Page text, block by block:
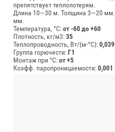
препятствует теплопотерям.
Длина 10—30 м. Толщина 3—20 мм.
мм.
Температура, °C:от -60 до +60
Плотность, кг/м3:35
Теплопроводность, Вт/(м⋅°С):0,039
Группа горючести:Г1
Монтаж при °C:от +5
Коэфф. паропроницаемости:0,001